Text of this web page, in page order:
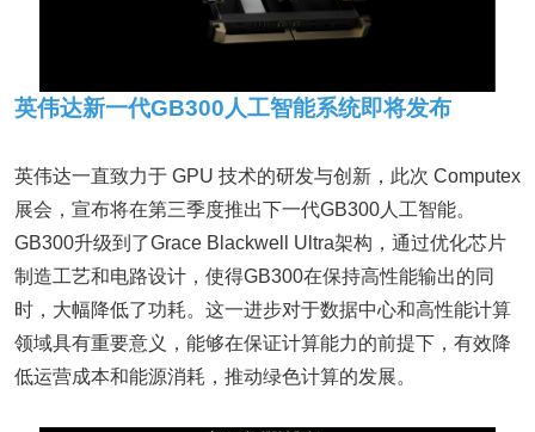
英伟达新一代GB300人工智能系统即将发布
英伟达一直致力于 GPU 技术的研发与创新，此次 Computex
展会，宣布将在第三季度推出下一代GB300人工智能。
GB300升级到了Grace Blackwell Ultra架构，通过优化芯片
制造工艺和电路设计，使得GB300在保持高性能输出的同
时，大幅降低了功耗。这一进步对于数据中心和高性能计算
领域具有重要意义，能够在保证计算能力的前提下，有效降
低运营成本和能源消耗，推动绿色计算的发展。